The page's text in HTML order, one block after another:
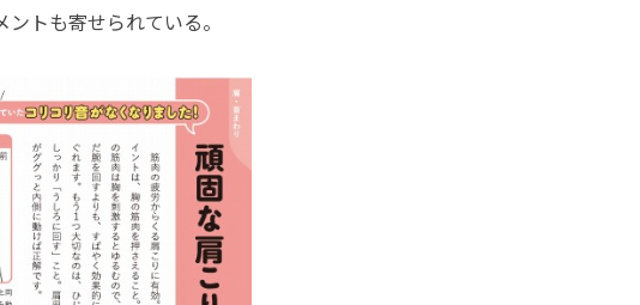
トも寄せられている。